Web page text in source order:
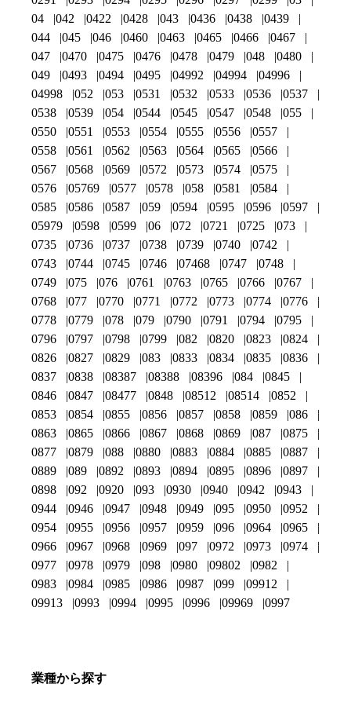
04
042 0422 0428 043 0436 0438
0439
044
045 046 0460 0463 0465 0466
0467
047
0470 0475 0476 0478 0479 048
0480
049
0493 0494 0495 04992 04994
04996
04998
052 053 0531 0532 0533 0536
0537
0538
0539 054 0544 0545 0547 0548
055
0550
0551 0553 0554 0555 0556
0557
0558
0561 0562 0563 0564 0565
0566
0567
0568 0569 0572 0573 0574
0575
0576
05769 0577 0578 058 0581
0584
0585
0586 0587 059 0594 0595 0596
0597
05979
0598 0599 06 072 0721 0725
073
0735
0736 0737 0738 0739 0740
0742
0743
0744 0745 0746 07468 0747
0748
0749
075 076 0761 0763 0765 0766
0767
0768
077 0770 0771 0772 0773 0774
0776
0778
0779 078 079 0790 0791 0794
0795
0796
0797 0798 0799 082 0820 0823
0824
0826
0827 0829 083 0833 0834 0835
0836
0837
0838 08387 08388 08396 084
0845
0846
0847 08477 0848 08512 08514
0852
0853
0854 0855 0856 0857 0858 0859
086
0863
0865 0866 0867 0868 0869 087
0875
0877
0879 088 0880 0883 0884 0885
0887
0889
089 0892 0893 0894 0895 0896
0897
0898
092 0920 093 0930 0940 0942
0943
0944
0946 0947 0948 0949 095 0950
0952
0954
0955 0956 0957 0959 096 0964
0965
0966
0967 0968 0969 097 0972 0973
0974
0977
0978 0979 098 0980 09802
0982
0983
0984 0985 0986 0987 099
09912
09913
0993 0994 0995 0996 09969 0997
業種から探す